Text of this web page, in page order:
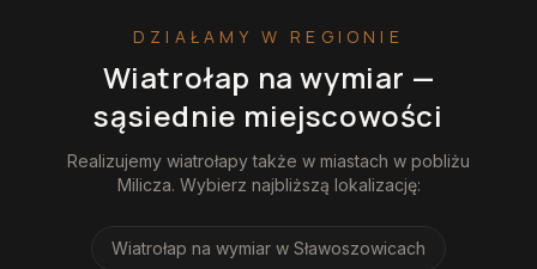
DZIAŁAMY W REGIONIE
Wiatrołap na wymiar —
sąsiednie miejscowości
Realizujemy wiatrołapytakże w miastach w pobliżu
Milicza. Wybierz najbliższą lokalizację:
Wiatrołap na wymiar w Sławoszowicach